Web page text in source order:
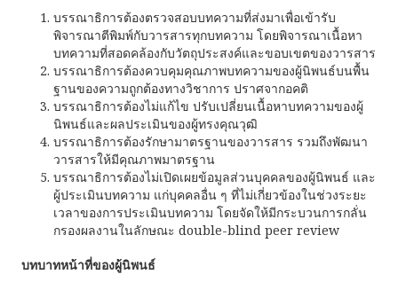
บรรณาธิการต้องตรวจสอบบทความที่ส่งมาเพื่อเข้ารับ
พิจารณาตีพิมพ์กับวารสารทุกบทความ โดยพิจารณาเนื้อหา
บทความที่สอดคล้องกับวัตถุประสงค์และขอบเขตของวารสาร
บรรณาธิการต้องควบคุมคุณภาพบทความของผู้นิพนธ์บนพื้น
ฐานของความถูกต้องทางวิชาการ ปราศจากอคติ
บรรณาธิการต้องไม่แก้ไข ปรับเปลี่ยนเนื้อหาบทความของผู้
นิพนธ์และผลประเมินของผู้ทรงคุณวุฒิ
บรรณาธิการต้องรักษามาตรฐานของวารสาร รวมถึงพัฒนา
วารสารให้มีคุณภาพมาตรฐาน
บรรณาธิการต้องไม่เปิดเผยข้อมูลส่วนบุคคลของผู้นิพนธ์ และ
ผู้ประเมินบทความ แก่บุคคลอื่น ๆ ที่ไม่เกี่ยวข้องในช่วงระยะ
เวลาของการประเมินบทความ โดยจัดให้มีกระบวนการกลั่น
กรองผลงานในลักษณะ double-blind peer review
บทบาทหน้าที่ของผู้นิพนธ์